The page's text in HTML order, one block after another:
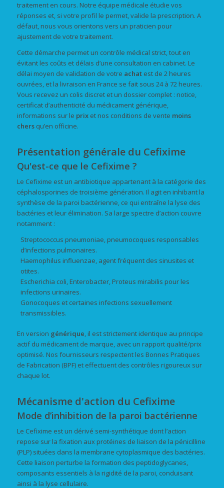
traitement en cours. Notre équipe médicale étudie vos
réponses et, si votre profil le permet, valide la prescription. A
défaut, nous vous orientons vers un praticien pour
ajustement de votre traitement.
Cette démarche permet un contrôle médical strict, tout en
évitant les coûts et délais d’une consultation en cabinet. Le
délai moyen de validation de votre achatest de 2 heures
ouvrées, et la livraison en France se fait sous 24 à 72 heures.
Vous recevez un colis discret et un dossier complet : notice,
certificat d’authenticité du médicament générique,
informations sur le prixet nos conditions de vente moins
chersqu’en officine.
Présentation générale du Cefixime
Qu'est-ce que le Cefixime ?
Le Cefixime est un antibiotique appartenant à la catégorie des
céphalosporines de troisième génération. Il agit en inhibant la
synthèse de la paroi bactérienne, ce qui entraîne la lyse des
bactéries et leur élimination. Sa large spectre d’action couvre
notamment :
Streptococcus pneumoniae, pneumocoques responsables
d’infections pulmonaires.
Haemophilus influenzae, agent fréquent des sinusites et
otites.
Escherichia coli, Enterobacter, Proteus mirabilis pour les
infections urinaires.
Gonocoques et certaines infections sexuellement
transmissibles.
En version générique, il est strictement identique au principe
actif du médicament de marque, avec un rapport qualité/prix
optimisé. Nos fournisseurs respectent les Bonnes Pratiques
de Fabrication (BPF) et effectuent des contrôles rigoureux sur
chaque lot.
Mécanisme d'action du Cefixime
Mode d’inhibition de la paroi bactérienne
Le Cefixime est un dérivé semi-synthétique dont l’action
repose sur la fixation aux protéines de liaison de la pénicilline
(PLP) situées dans la membrane cytoplasmique des bactéries.
Cette liaison perturbe la formation des peptidoglycanes,
composants essentiels à la rigidité de la paroi, conduisant
ainsi à la lyse cellulaire.